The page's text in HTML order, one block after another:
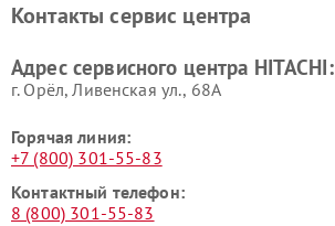
данных HITACHI
HITACHI
HITACHI
HITACHI
Контакты сервис центра
Адрес сервисного центра HITACHI:
г. Орёл, Ливенская ул., 68А
Горячая линия:
+7 (800) 301-55-83
Контактный телефон:
8 (800) 301-55-83